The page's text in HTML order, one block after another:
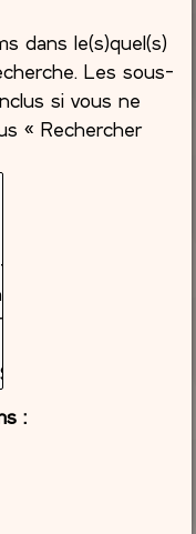
dans le(s)quel(s)
Les sous-
si vous ne
« Rechercher
: